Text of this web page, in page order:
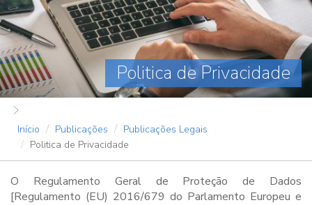
Politica de Privacidade
Início Publicações
Publicações Legais
Politica de Privacidade
O Regulamento Geral de Proteção de Dados
[Regulamento (EU) 2016/679 do Parlamento Europeu e